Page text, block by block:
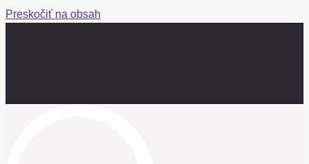
Preskočiť na obsah